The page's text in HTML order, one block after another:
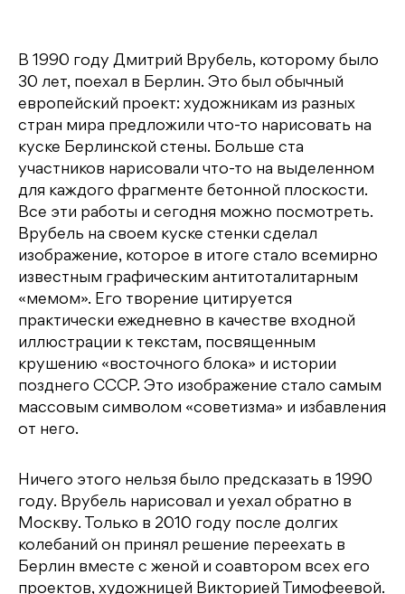
В 1990 году Дмитрий Врубель, которому было
30 лет, поехал в Берлин. Это был обычный
европейский проект: художникам из разных
стран мира предложили что-то нарисовать на
куске Берлинской стены. Больше ста
участников нарисовали что-то на выделенном
для каждого фрагменте бетонной плоскости.
Все эти работы и сегодня можно посмотреть.
Врубель на своем куске стенки сделал
изображение, которое в итоге стало всемирно
известным графическим антитоталитарным
«мемом». Его творение цитируется
практически ежедневно в качестве входной
иллюстрации к текстам, посвященным
крушению «восточного блока» и истории
позднего СССР. Это изображение стало самым
массовым символом «советизма» и избавления
от него.
Ничего этого нельзя было предсказать в 1990
году. Врубель нарисовал и уехал обратно в
Москву. Только в 2010 году после долгих
колебаний он принял решение переехать в
Берлин вместе с женой и соавтором всех его
проектов, художницей Викторией Тимофеевой.